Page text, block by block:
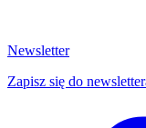
Newsletter
Zapisz się do